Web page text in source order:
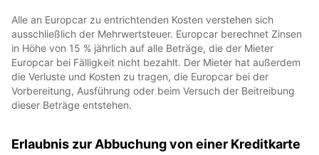
Alle an Europcar zu entrichtenden Kosten verstehen sich
ausschließlich der Mehrwertsteuer. Europcar berechnet Zinsen
in Höhe von 15 % jährlich auf alle Beträge, die der Mieter
Europcar bei Fälligkeit nicht bezahlt. Der Mieter hat außerdem
die Verluste und Kosten zu tragen, die Europcar bei der
Vorbereitung, Ausführung oder beim Versuch der Beitreibung
dieser Beträge entstehen.
Erlaubnis zur Abbuchung von einer Kreditkarte